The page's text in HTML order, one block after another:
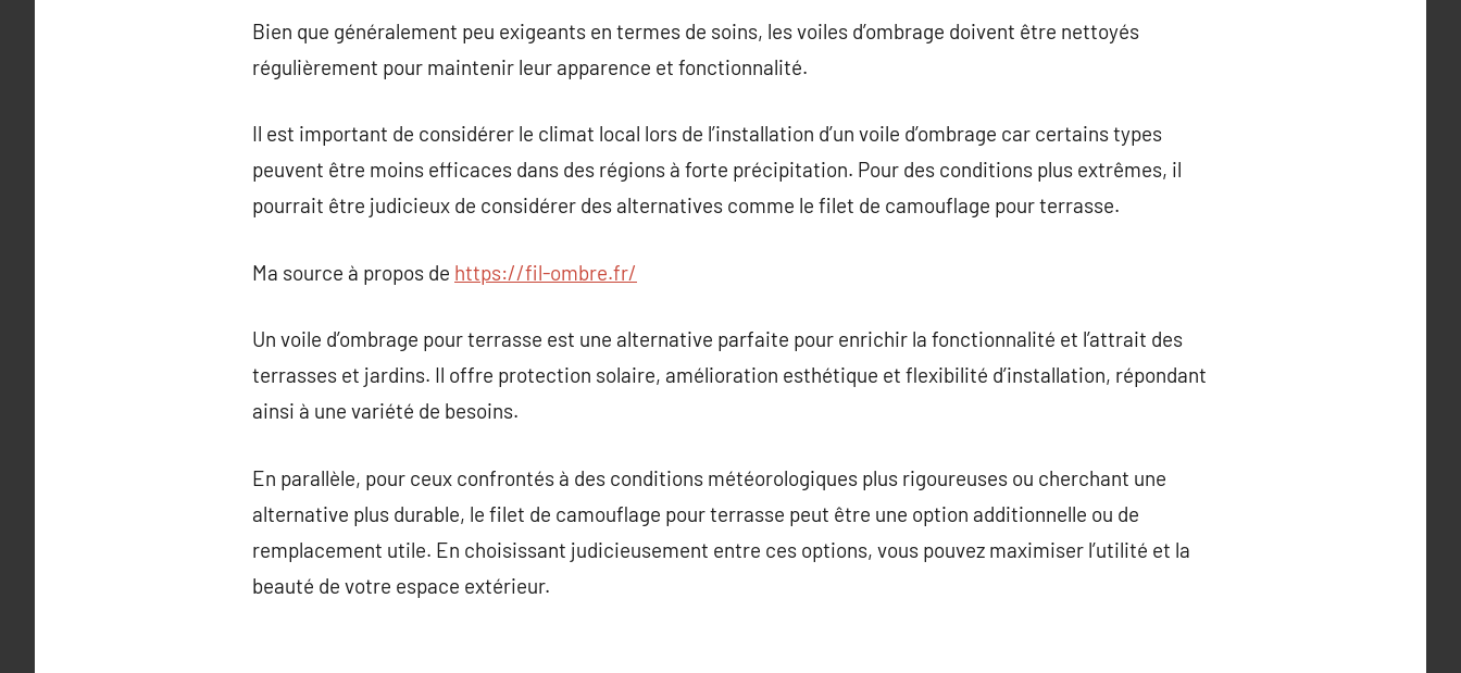
Bien que généralement peu exigeants en termes de soins, les voiles d’ombrage doivent être nettoyés
régulièrement pour maintenir leur apparence et fonctionnalité.
Il est important de considérer le climat local lors de l’installation d’un voile d’ombrage car certains types
peuvent être moins efficaces dans des régions à forte précipitation. Pour des conditions plus extrêmes, il
pourrait être judicieux de considérer des alternatives comme le filet de camouflage pour terrasse.
Ma source à propos de https://fil-ombre.fr/
Un voile d’ombrage pour terrasse est une alternative parfaite pour enrichir la fonctionnalité et l’attrait des
terrasses et jardins. Il offre protection solaire, amélioration esthétique et flexibilité d’installation, répondant
ainsi à une variété de besoins.
En parallèle, pour ceux confrontés à des conditions météorologiques plus rigoureuses ou cherchant une
alternative plus durable, le filet de camouflage pour terrasse peut être une option additionnelle ou de
remplacement utile. En choisissant judicieusement entre ces options, vous pouvez maximiser l’utilité et la
beauté de votre espace extérieur.